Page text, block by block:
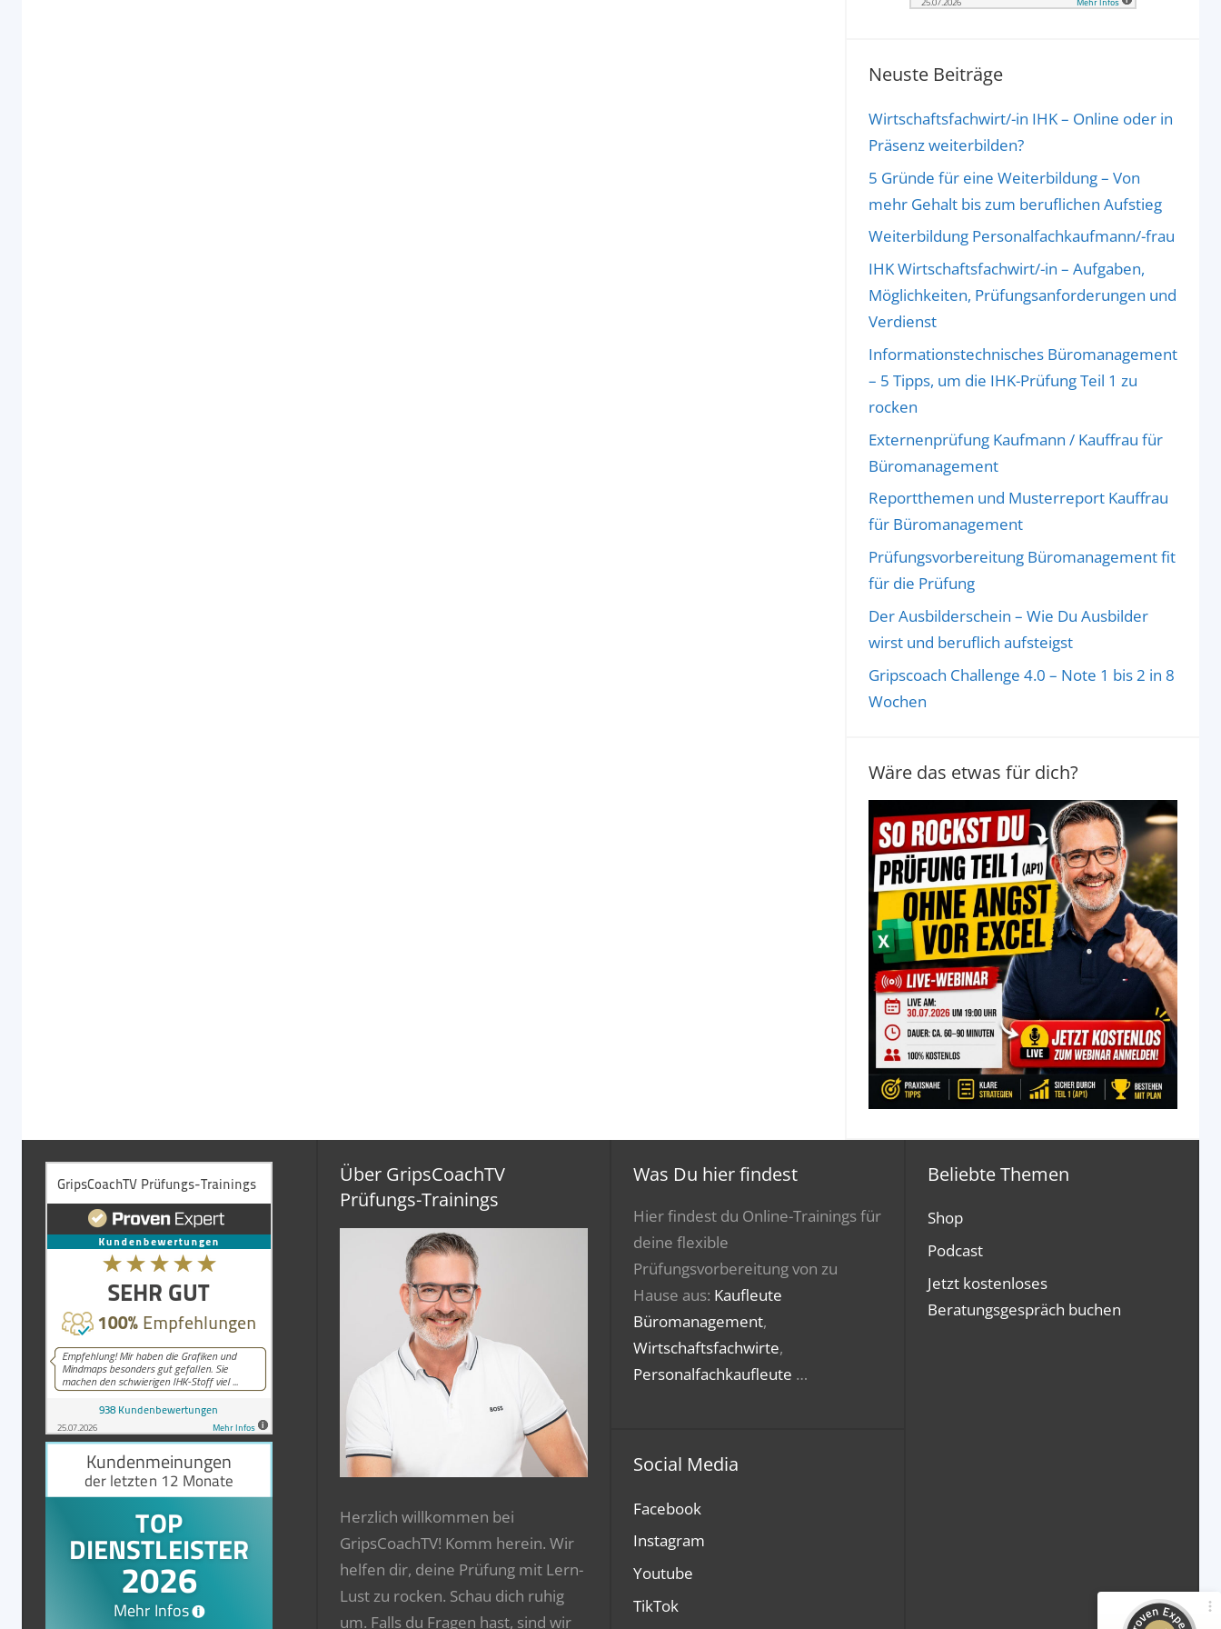
Neuste Beiträge
Wirtschaftsfachwirt/-in IHK – Online oder in
Präsenz weiterbilden?
5 Gründe für eine Weiterbildung – Von
mehr Gehalt bis zum beruflichen Aufstieg
Weiterbildung Personalfachkaufmann/-frau
IHK Wirtschaftsfachwirt/-in – Aufgaben,
Möglichkeiten, Prüfungsanforderungen und
Verdienst
Informationstechnisches Büromanagement
– 5 Tipps, um die IHK-Prüfung Teil 1 zu
rocken
Externenprüfung Kaufmann / Kauffrau für
Büromanagement
Reportthemen und Musterreport Kauffrau
für Büromanagement
Prüfungsvorbereitung Büromanagement fit
für die Prüfung
Der Ausbilderschein – Wie Du Ausbilder
wirst und beruflich aufsteigst
Gripscoach Challenge 4.0 – Note 1 bis 2 in 8
Wochen
Wäre das etwas für dich?
Über GripsCoachTV
Prüfungs-Trainings
Herzlich willkommen bei
GripsCoachTV! Komm herein. Wir
helfen dir, deine Prüfung mit Lern-
Lust zu rocken. Schau dich ruhig
um. Falls du Fragen hast, sind wir
Was Du hier findest
Hier findest du Online-Trainings für
deine flexible
Prüfungsvorbereitung von zu
Hause aus: Kaufleute
Büromanagement,
Wirtschaftsfachwirte,
Personalfachkaufleute …
Social Media
Facebook
Instagram
Youtube
TikTok
Beliebte Themen
Shop
Podcast
Jetzt kostenloses
Beratungsgespräch buchen
377
Bewertungen auf
ProvenExpert.com